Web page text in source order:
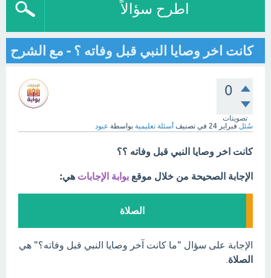
اطرح سؤالاً
كانت اخر وصايا النبي قبل وفاته ؟ - مع الشرح
0
تصويتات
سُئل فبراير 24 في تصنيف أسئلة تعليمية بواسطة عبود
كانت اخر وصايا النبي قبل وفاته ؟؟
الإجابة الصحيحة من خلال موقع بوابة الإجابات هي:
الصلاة
الإجابة على سؤال "ما كانت آخر وصايا النبي قبل وفاته؟" هي
الصلاة